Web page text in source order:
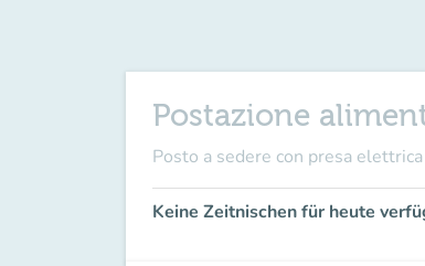
Postazione
Posto a sedere con presa
Keine Zeitnischen für heute